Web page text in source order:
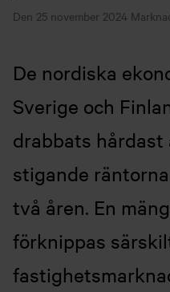
Den 25 november 2024
De nordiska
Sverige och
drabbats hårdast
stigande
två åren. En
förknippas